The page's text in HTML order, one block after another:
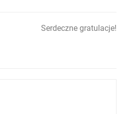
Serdeczne gratulacje!